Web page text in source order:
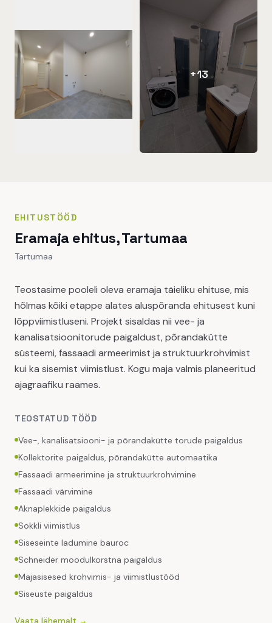
+13
EHITUSTÖÖD
Eramaja ehitus, Tartumaa
Tartumaa
Teostasime pooleli oleva eramaja täieliku ehituse, mis
hõlmas kõiki etappe alates aluspõranda ehitusest kuni
lõppviimistluseni. Projekt sisaldas nii vee- ja
kanalisatsioonitorude paigaldust, põrandakütte
süsteemi, fassaadi armeerimist ja struktuurkrohvimist
kui ka sisemist viimistlust. Kogu maja valmis planeeritud
ajagraafiku raames.
TEOSTATUD TÖÖD
Vee-, kanalisatsiooni- ja põrandakütte torude paigaldus
Kollektorite paigaldus, põrandakütte automaatika
Fassaadi armeerimine ja struktuurkrohvimine
Fassaadi värvimine
Aknaplekkide paigaldus
Sokkli viimistlus
Siseseinte ladumine bauroc
Schneider moodulkorstna paigaldus
Majasisesed krohvimis- ja viimistlustööd
Siseuste paigaldus
Vaata lähemalt →